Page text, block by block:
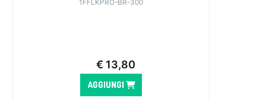
1FFLKPRO-BR-300
€ 13,80
AGGIUNGI